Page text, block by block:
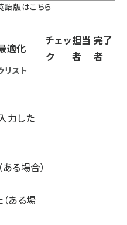
語版はこちら
スト
適化
チェッ
ク
担当
者
完了
者
力した
る場合）
ある場